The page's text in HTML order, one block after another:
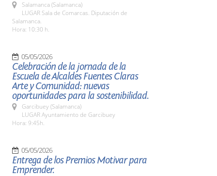
Salamanca (Salamanca)
LUGAR Sala de Comarcas. Diputación de
Salamanca.
Hora: 10:30 h.
05/05/2026
Celebración de la jornada de la
Escuela de Alcaldes Fuentes Claras
Arte y Comunidad: nuevas
oportunidades para la sostenibilidad.
Garcibuey (Salamanca)
LUGAR Ayuntamiento de Garcibuey
Hora: 9:45h.
05/05/2026
Entrega de los Premios Motivar para
Emprender.